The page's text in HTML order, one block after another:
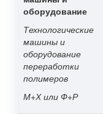
оборудование
Технологические
машины и
оборудование
переработки
полимеров
М+Х или Ф+Р